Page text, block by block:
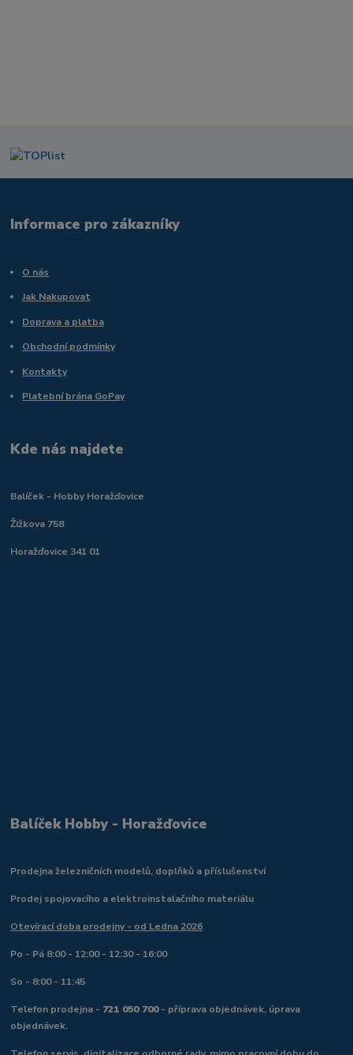
Informace pro zákazníky
O nás
Jak Nakupovat
Doprava a platba
Obchodní podmínky
Kontakty
Platební brána GoPay
Kde nás najdete
Balíček - Hobby Horažďovice
Žižkova 758
Horažďovice 341 01
Balíček Hobby - Horažďovice
Prodejna železničních modelů, doplňků a příslušenství
Prodej spojovacího a elektroinstalačního materiálu
Otevírací doba prodejny - od Ledna 2026
Po - Pá 8:00 - 12:00 - 12:30 - 16:00
So - 8:00 - 11:45
Telefon prodejna - 721 050 700- příprava objednávek, úprava
objednávek.